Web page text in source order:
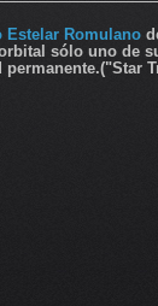
Estelar Romulano
sólo uno de